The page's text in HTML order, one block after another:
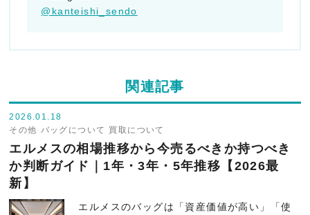
@kanteishi_sendo
関連記事
2026.01.18
その他 バッグについて 買取について
エルメスの相場推移から今売るべきか持つべき
か判断ガイド｜1年・3年・5年推移【2026最
新】
エルメスのバッグは「資産価値が高い」「使